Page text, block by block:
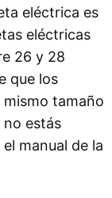
eléctrica es
eléctricas
26 y 28
que los
tamaño
no estás
manual de la